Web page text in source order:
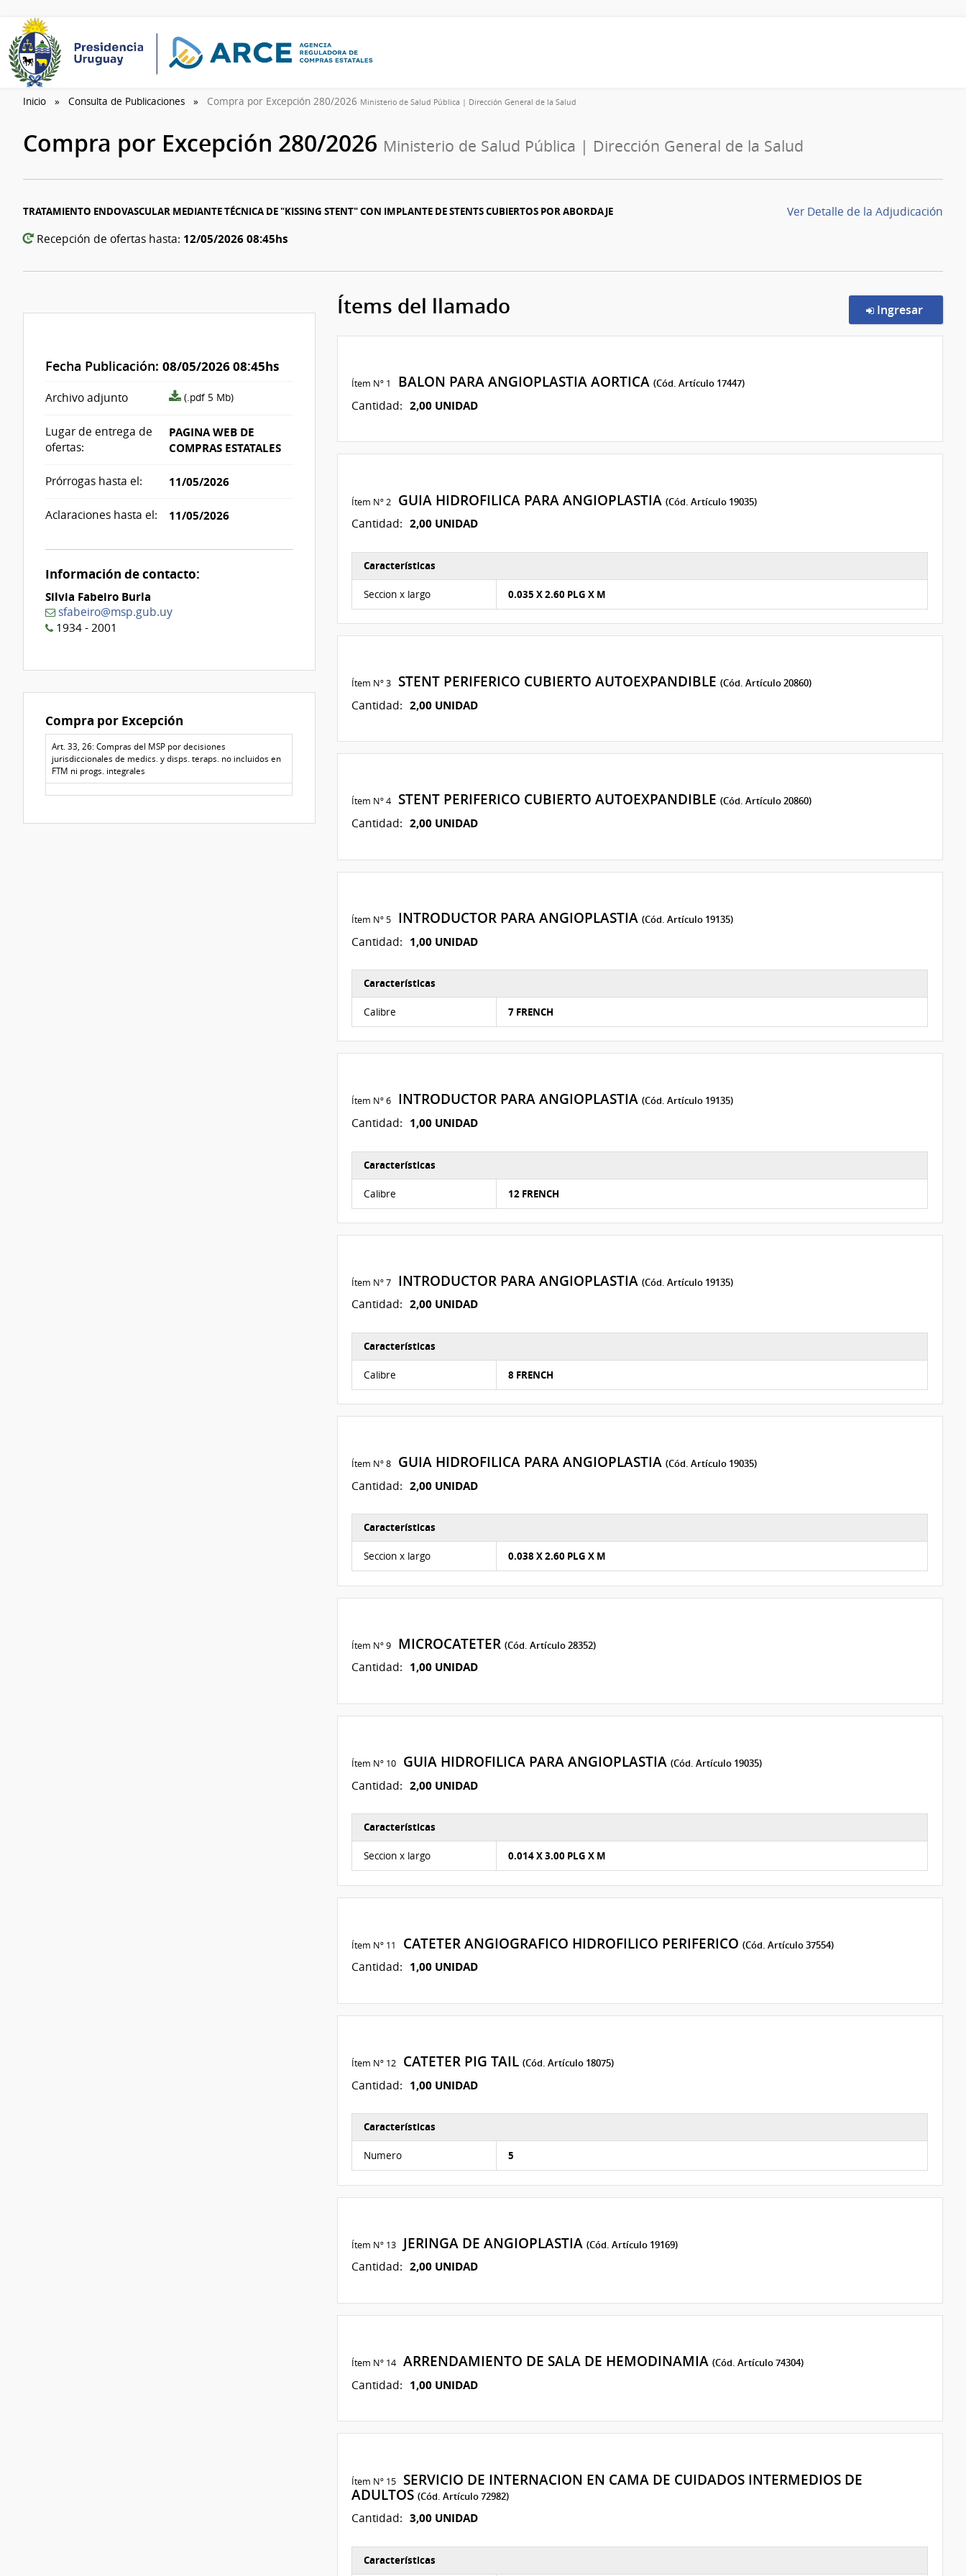
Inicio Consulta de Publicaciones Compra por Excepción 280/2026 Ministerio de Salud Pública | Dirección General de la Salud
Compra por Excepción 280/2026 Ministerio de Salud Pública | Dirección General de la Salud
TRATAMIENTO ENDOVASCULAR MEDIANTE TÉCNICA DE "KISSING STENT" CON IMPLANTE DE STENTS CUBIERTOS POR ABORDAJE
Recepción de ofertas hasta: 12/05/2026 08:45hs
Ver Detalle de la Adjudicación
Fecha Publicación: 08/05/2026 08:45hs
Archivo adjunto
archivo
(.pdf 5 Mb)
Lugar de entrega de
ofertas:
PAGINA WEB DE
COMPRAS ESTATALES
Prórrogas hasta el: 11/05/2026
Aclaraciones hasta el: 11/05/2026
Información de contacto:
Silvia Fabeiro Burla
sfabeiro@msp.gub.uy
1934 - 2001
Compra por Excepción
Art. 33, 26: Compras del MSP por decisiones
jurisdiccionales de medics. y disps. teraps. no incluidos en
FTM ni progs. integrales
Ítems del llamado Ingresar
Ítem Nº 1 BALON PARA ANGIOPLASTIA AORTICA (Cód. Artículo 17447)
Cantidad: 2,00 UNIDAD
Ítem Nº 2GUIA HIDROFILICA PARA ANGIOPLASTIA (Cód. Artículo 19035)
Cantidad: 2,00 UNIDAD
Características del Ítem Nº 2
Características
Seccion x largo 0.035 X 2.60 PLG X M
Ítem Nº 3STENT PERIFERICO CUBIERTO AUTOEXPANDIBLE (Cód. Artículo 20860)
Cantidad: 2,00 UNIDAD
Ítem Nº 4STENT PERIFERICO CUBIERTO AUTOEXPANDIBLE (Cód. Artículo 20860)
Cantidad: 2,00 UNIDAD
Ítem Nº 5INTRODUCTOR PARA ANGIOPLASTIA (Cód. Artículo 19135)
Cantidad: 1,00 UNIDAD
Características
Calibre 7 FRENCH
Ítem Nº 6INTRODUCTOR PARA ANGIOPLASTIA (Cód. Artículo 19135)
Cantidad: 1,00 UNIDAD
Características del Ítem Nº 5
Características
Calibre 12 FRENCH
Ítem Nº 7INTRODUCTOR PARA ANGIOPLASTIA (Cód. Artículo 19135)
Cantidad: 2,00 UNIDAD
Características
Calibre 8 FRENCH
Ítem Nº 8GUIA HIDROFILICA PARA ANGIOPLASTIA (Cód. Artículo 19035)
Cantidad: 2,00 UNIDAD
Características
Seccion x largo 0.038 X 2.60 PLG X M
Ítem Nº 9MICROCATETER (Cód. Artículo 28352)
Cantidad: 1,00 UNIDAD
Ítem Nº 10GUIA HIDROFILICA PARA ANGIOPLASTIA (Cód. Artículo 19035)
Cantidad: 2,00 UNIDAD
Características
Seccion x largo 0.014 X 3.00 PLG X M
Ítem Nº 11 CATETER ANGIOGRAFICO HIDROFILICO PERIFERICO (Cód. Artículo 37554)
Cantidad: 1,00 UNIDAD
Ítem Nº 12CATETER PIG TAIL (Cód. Artículo 18075)
Cantidad: 1,00 UNIDAD
Características
Numero 5
Ítem Nº 13JERINGA DE ANGIOPLASTIA (Cód. Artículo 19169)
Cantidad: 2,00 UNIDAD
Ítem Nº 14ARRENDAMIENTO DE SALA DE HEMODINAMIA (Cód. Artículo 74304)
Cantidad: 1,00 UNIDAD
Ítem Nº 15SERVICIO DE INTERNACION EN CAMA DE CUIDADOS INTERMEDIOS DE
ADULTOS (Cód. Artículo 72982)
Cantidad: 3,00 UNIDAD
Características